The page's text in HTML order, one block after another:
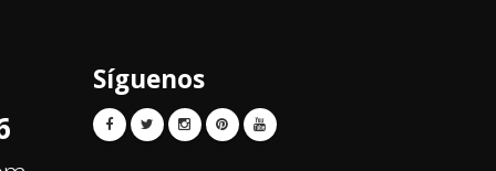
Síguenos